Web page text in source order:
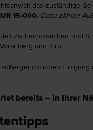
das zuständige
15.000. Dazu zählen
Zivilrechtssachen und
und Tirol.
Einigung
bereits – in Ihrer